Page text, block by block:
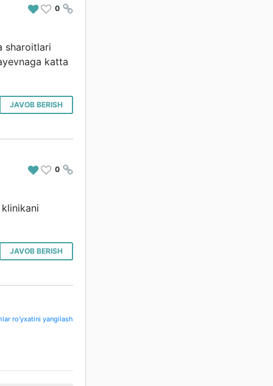
# 0
sharoitlari
katta
JAVOB BERISH
# 0
JAVOB BERISH
ro'yxatini yangilash